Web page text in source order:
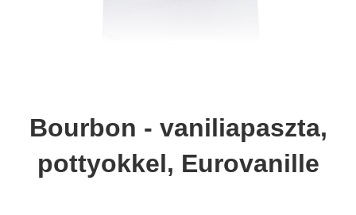
Bourbon - vaniliapaszta,
pottyokkel, Eurovanille